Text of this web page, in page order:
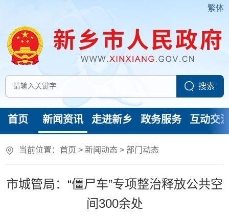
繁体
首页 新闻资讯 走进新乡 政务服务 互动交
当前位置： 首页 > 新闻动态 > 部门动态
市城管局：“僵尸车”专项整治释放公共空
间300余处